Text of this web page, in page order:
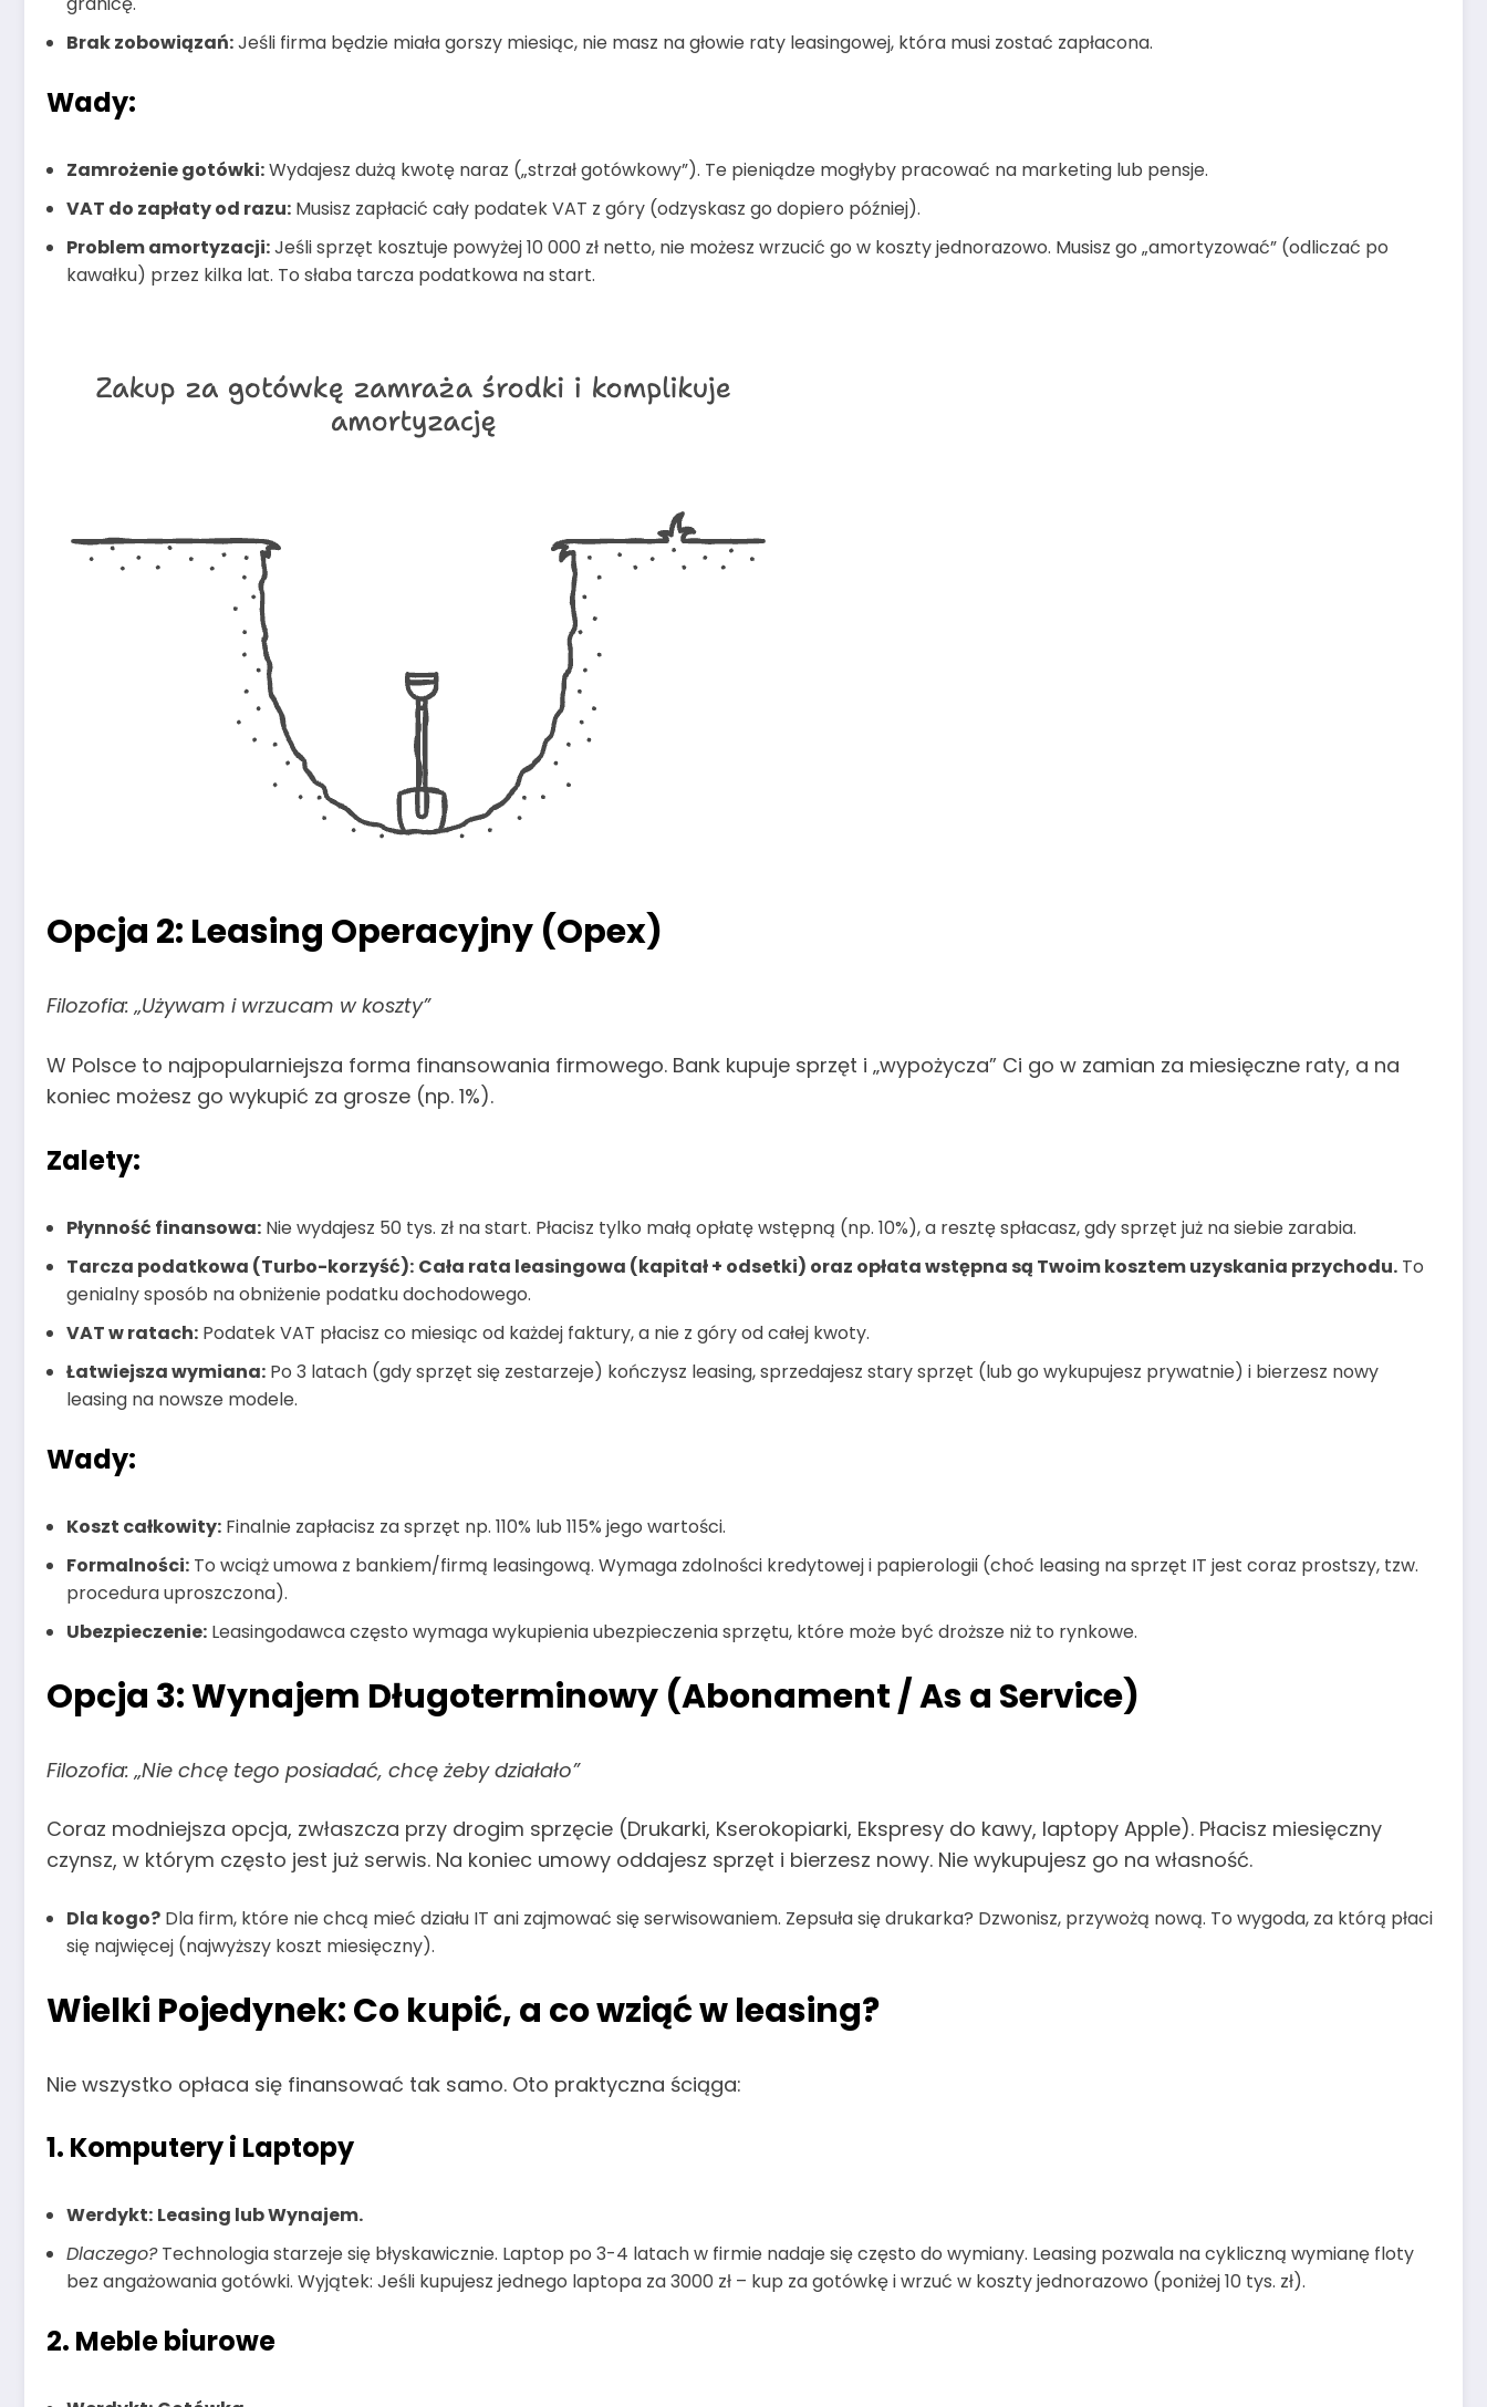
Brak zobowiązań:Jeśli firma będzie miała gorszy miesiąc, nie masz na głowie raty leasingowej, która musi zostać zapłacona.
Wady:
Zamrożenie gotówki:Wydajesz dużą kwotę naraz („strzał gotówkowy”). Te pieniądze mogłyby pracować na marketing lub pensje.
VAT do zapłaty od razu: Musisz zapłacić cały podatek VAT z góry (odzyskasz go dopiero później).
Problem amortyzacji:Jeśli sprzęt kosztuje powyżej 10 000 zł netto, nie możesz wrzucić go w koszty jednorazowo. Musisz go „amortyzować” (odliczać po
kawałku) przez kilka lat. To słaba tarcza podatkowa na start.
Opcja 2: Leasing Operacyjny (Opex)
Filozofia: „Używam i wrzucam w koszty”
W Polsce to najpopularniejsza forma finansowania firmowego. Bank kupuje sprzęt i „wypożycza” Ci go w zamian za miesięczne raty, a na
koniec możesz go wykupić za grosze (np. 1%).
Zalety:
Płynność finansowa: Nie wydajesz 50 tys. zł na start. Płacisz tylko małą opłatę wstępną (np. 10%), a resztę spłacasz, gdy sprzęt już na siebie zarabia.
Tarcza podatkowa (Turbo-korzyść): Cała rata leasingowa (kapitał + odsetki) oraz opłata wstępna są Twoim kosztem uzyskania przychodu. To
genialny sposób na obniżenie podatku dochodowego.
VAT w ratach: Podatek VAT płacisz co miesiąc od każdej faktury, a nie z góry od całej kwoty.
Łatwiejsza wymiana: Po 3 latach (gdy sprzęt się zestarzeje) kończysz leasing, sprzedajesz stary sprzęt (lub go wykupujesz prywatnie) i bierzesz nowy
leasing na nowsze modele.
Wady:
Koszt całkowity: Finalnie zapłacisz za sprzęt np. 110% lub 115% jego wartości.
Formalności: To wciąż umowa z bankiem/firmą leasingową. Wymaga zdolności kredytowej i papierologii (choć leasing na sprzęt IT jest coraz prostszy, tzw.
procedura uproszczona).
Ubezpieczenie: Leasingodawca często wymaga wykupienia ubezpieczenia sprzętu, które może być droższe niż to rynkowe.
Opcja 3: Wynajem Długoterminowy (Abonament / As a Service)
Filozofia: „Nie chcę tego posiadać, chcę żeby działało”
Coraz modniejsza opcja, zwłaszcza przy drogim sprzęcie (Drukarki, Kserokopiarki, Ekspresy do kawy, laptopy Apple). Płacisz miesięczny
czynsz, w którym często jest już serwis. Na koniec umowy oddajesz sprzęt i bierzesz nowy. Nie wykupujesz go na własność.
Dla kogo? Dla firm, które nie chcą mieć działu IT ani zajmować się serwisowaniem. Zepsuła się drukarka? Dzwonisz, przywożą nową. To wygoda, za którą płaci
się najwięcej (najwyższy koszt miesięczny).
Wielki Pojedynek: Co kupić, a co wziąć w leasing?
Nie wszystko opłaca się finansować tak samo. Oto praktyczna ściąga:
1. Komputery i Laptopy
Werdykt: Leasing lub Wynajem.
Dlaczego?Technologia starzeje się błyskawicznie. Laptop po 3-4 latach w firmie nadaje się często do wymiany. Leasing pozwala na cykliczną wymianę floty
bez angażowania gotówki. Wyjątek: Jeśli kupujesz jednego laptopa za 3000 zł – kup za gotówkę i wrzuć w koszty jednorazowo (poniżej 10 tys. zł).
2. Meble biurowe